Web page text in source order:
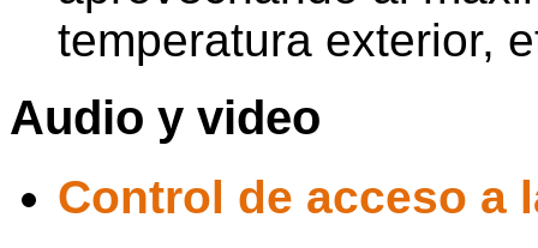
temperatura exterior,
Audio y video
Control de acceso a